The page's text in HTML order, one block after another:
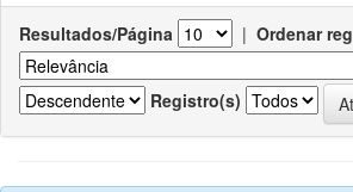
Resultados/Página | Ordenar
Registro(s)